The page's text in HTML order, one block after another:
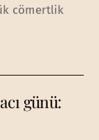
cömertlik
günü: